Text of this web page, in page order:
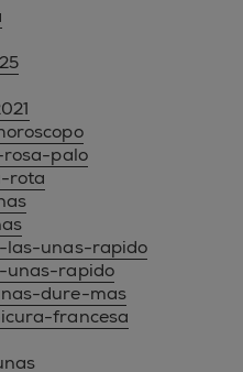
palo
rota
las-unas-rapido
unas-rapido
dure-mas
francesa